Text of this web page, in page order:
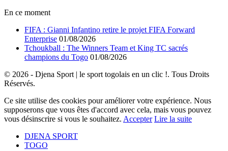
En ce moment
FIFA : Gianni Infantino retire le projet FIFA Forward
Enterprise 01/08/2026
Tchoukball : The Winners Team et King TC sacrés
champions du Togo 01/08/2026
© 2026 - Djena Sport | le sport togolais en un clic !. Tous Droits
Réservés.
Ce site utilise des cookies pour améliorer votre expérience. Nous
supposerons que vous êtes d'accord avec cela, mais vous pouvez
vous désinscrire si vous le souhaitez. Accepter Lire la suite
DJENA SPORT
TOGO